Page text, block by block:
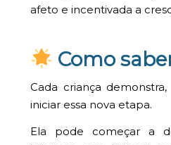
afeto e incentivada a
Como
Cada criança
iniciar essa nova etapa.
Ela pode começar a